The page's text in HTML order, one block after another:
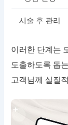
시술 후 관리
이러한 단계는
도출하도록 돕
고객님께 실질